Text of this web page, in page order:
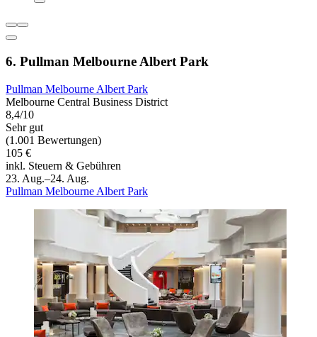
6. Pullman Melbourne Albert Park
Pullman Melbourne Albert Park
Melbourne Central Business District
8,4/10
Sehr gut
(1.001 Bewertungen)
105 €
inkl. Steuern & Gebühren
23. Aug.–24. Aug.
Pullman Melbourne Albert Park